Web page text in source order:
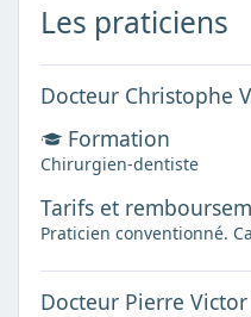
Les praticiens
Docteur Christophe
Formation
Chirurgien-dentiste
Tarifs et
Praticien conventionné.
Docteur Pierre Victor